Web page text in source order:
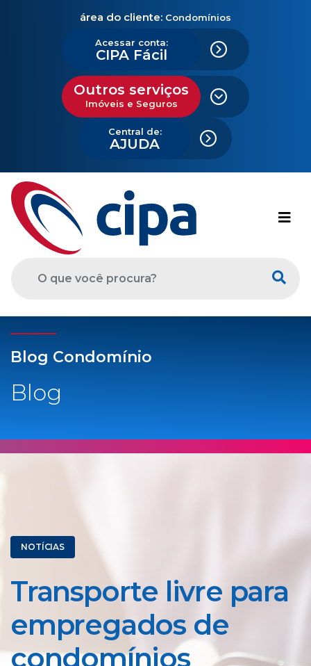
área do cliente: Condomínios
Acessar conta:
CIPA Fácil
Outros serviços
Imóveis e Seguros
Central de:
AJUDA
Blog Condomínio
Blog
NOTÍCIAS
Transporte livre para
empregados de
condomínios